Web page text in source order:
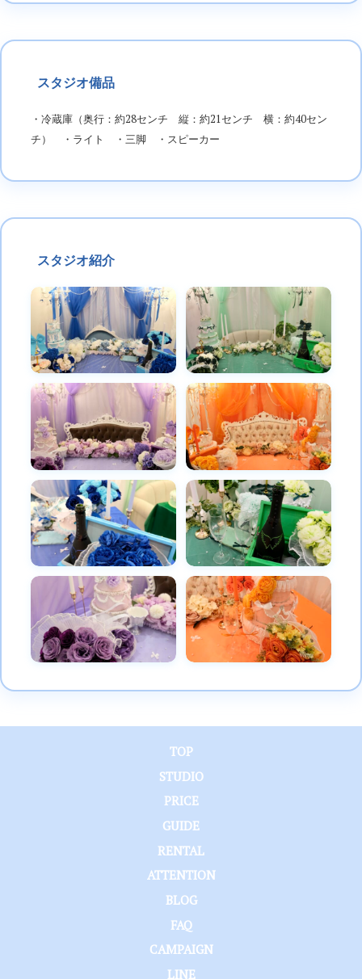
スタジオ備品
・冷蔵庫（奥行：約28センチ 縦：約21センチ 横：約40セン
チ） ・ライト ・三脚 ・スピーカー
スタジオ紹介
TOP
STUDIO
PRICE
GUIDE
RENTAL
ATTENTION
BLOG
FAQ
CAMPAIGN
LINE